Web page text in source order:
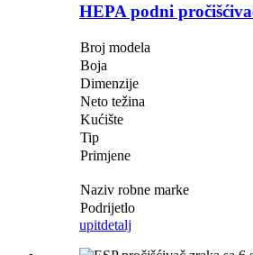
HEPA podni
Broj modela
Boja
Dimenzije
Neto težina
Kućište
Tip
Primjene
Naziv robne marke
Podrijetlo
upitdetalj